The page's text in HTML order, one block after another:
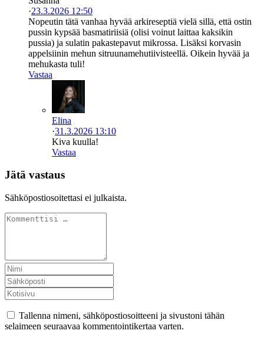
·23.3.2026 12:50
Nopeutin tätä vanhaa hyvää arkireseptiä vielä sillä, että ostin
pussin kypsää basmatiriisiä (olisi voinut laittaa kaksikin
pussia) ja sulatin pakastepavut mikrossa. Lisäksi korvasin
appelsiinin mehun sitruunamehutiivisteellä. Oikein hyvää ja
mehukasta tuli!
Vastaa
Elina
·31.3.2026 13:10
Kiva kuulla!
Vastaa
Jätä vastaus
Sähköpostiosoitettasi ei julkaista.
Tallenna nimeni, sähköpostiosoitteeni ja sivustoni tähän
selaimeen seuraavaa kommentointikertaa varten.